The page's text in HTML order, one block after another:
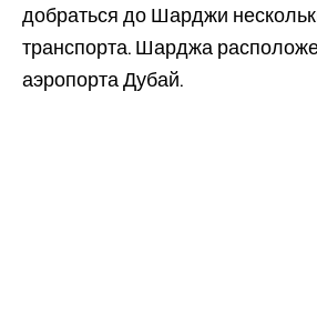
добраться до Шарджи
транспорта. Шарджа
аэропорта Дубай.